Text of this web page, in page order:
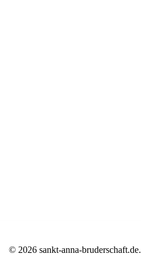
© 2026 sankt-anna-bruderschaft.de.